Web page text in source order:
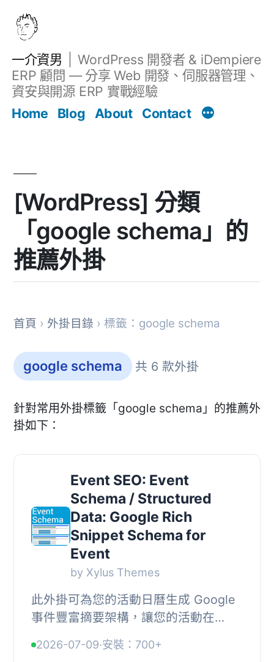
一介資男
WordPress 開發者 & iDempiere
ERP 顧問 — 分享 Web 開發、伺服器管理、
資安與開源 ERP 實戰經驗
Home
Blog About Contact
[WordPress] 分類
「google schema」的
推薦外掛
首頁 › 外掛目錄 › 標籤：google schema
google schema 共 6 款外掛
針對常用外掛標籤「google schema」的推薦外
掛如下：
Event SEO: Event
Schema / Structured
Data: Google Rich
Snippet Schema for
Event
by Xylus Themes
此外掛可為您的活動日曆生成 Google
事件豐富摘要架構，讓您的活動在
動生成完整的 JSON-LD 架構，支援多
2026-07-09·安裝：700+
文章